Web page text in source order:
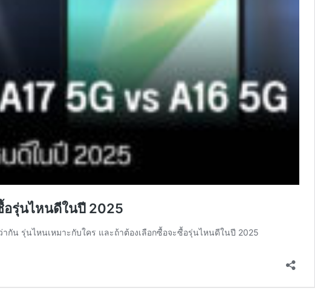
อรุ่นไหนดีในปี 2025
กัน รุ่นไหนเหมาะกับใคร และถ้าต้องเลือกซื้อจะซื้อรุ่นไหนดีในปี 2025